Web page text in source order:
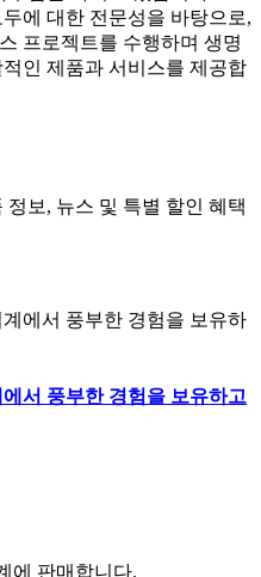
에 대한 전문성을 바탕으로,
프로젝트를 수행하며 생명
인 제품과 서비스를 제공합
보, 뉴스 및 특별 할인 혜택
서 풍부한 경험을 보유하고